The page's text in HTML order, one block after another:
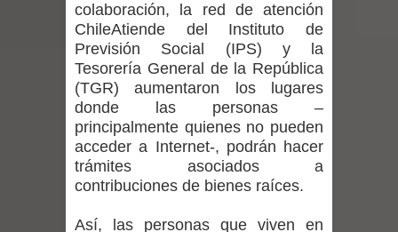
con comunidades escolares
Alta positividad en influenza hace que
expertos reiteren llamado a
vacunarse
Mario Meza endurece críticas contra
colaboración, la red de atención
ChileAtiende del Instituto de
Previsión Social (IPS) y la
Tesorería General de la República
(TGR) aumentaron los lugares
donde las personas –
principalmente quienes no pueden
acceder a Internet-, podrán hacer
trámites asociados a
contribuciones de bienes raíces.
Así, las personas que viven en